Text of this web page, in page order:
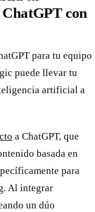
ChatGPT con
para tu equipo
puede llevar tu
artificial a
a ChatGPT, que
basada en
para
Al integrar
un dúo